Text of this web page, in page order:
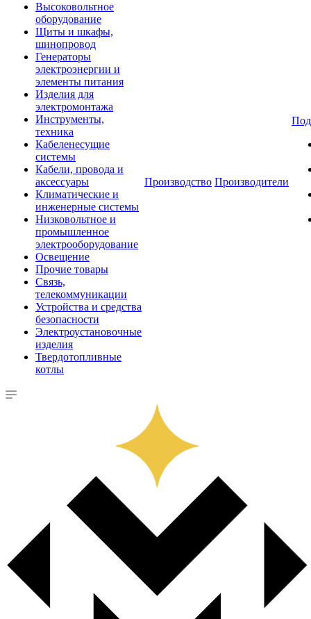
Высоковольтное
оборудование
Щиты и шкафы,
шинопровод
Генераторы
электроэнергии и
элементы питания
Изделия для
электромонтажа
Инструменты,
техника
Кабеленесущие
системы
Кабели, провода и
аксессуары
Климатические и
инженерные системы
Низковольтное и
промышленное
электрооборудование
Освещение
Прочие товары
Связь,
телекоммуникации
Устройства и средства
безопасности
Электроустановочные
изделия
Твердотопливные
котлы
Производство Производители